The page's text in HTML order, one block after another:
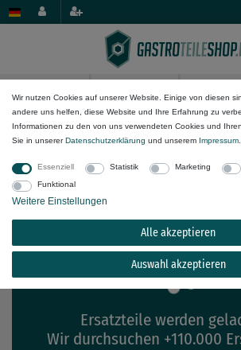
array_map(): Argument #2 ($array) must
array, stdClass given
Passende Ersatzteile für
Group FGMS 1/60 A
Ersatzteile werden
Wir durchsuchen +110.000
Wir nutzen Cookies auf unserer Website. Einige von diesen
andere uns helfen, diese Website und Ihre Erfahrung zu
Informationen zu den von uns verwendeten Cookies und
Sie in unsererDaten­schutz­erklärung und unserem Impressum
Essenziell Statistik Marketing
Funktional
Weitere Einstellungen
Alle akzeptieren
Auswahl akzeptieren